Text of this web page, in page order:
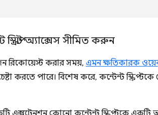
অ্যাক্সেস সীমিত করুন
রিকোয়েস্ট করার সময়, এমন ক্ষতিকারক
করতে পারে। বিশেষ করে, কন্টেন্ট